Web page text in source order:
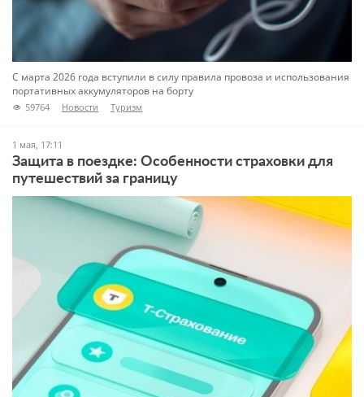
С марта 2026 года вступили в силу правила провоза и использования
портативных аккумуляторов на борту
59764 Новости Туризм
1 мая, 17:11
Защита в поездке: Особенности страховки для
путешествий за границу